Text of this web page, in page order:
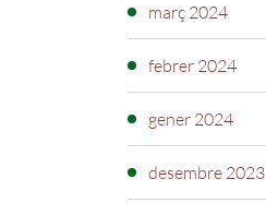
març 2024
febrer 2024
gener 2024
desembre 2023